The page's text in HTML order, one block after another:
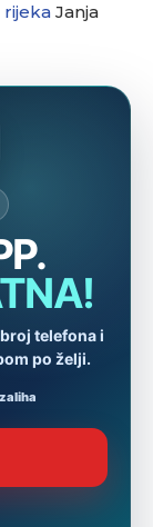
rijeka Janja